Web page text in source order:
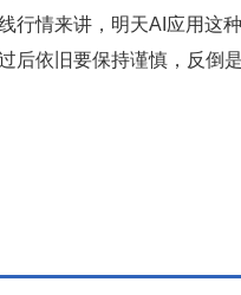
行情来讲，明天AI应用这
后依旧要保持谨慎，反倒